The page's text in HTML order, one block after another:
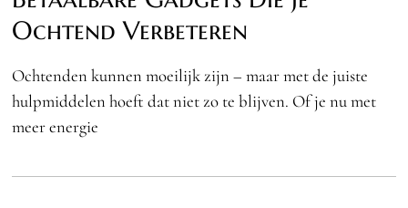
Ochtend Verbeteren
Ochtenden kunnen moeilijk zijn – maar met de juiste
hulpmiddelen hoeft dat niet zo te blijven. Of je nu met
meer energie